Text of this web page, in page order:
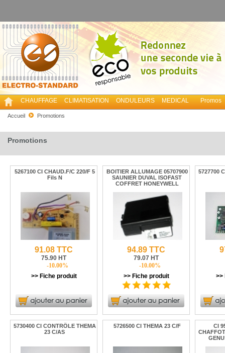
CHAUFFAGE CLIMATISATION ONDULEURS MEDICAL Promos
Accueil Promotions
Promotions
5267100 CI CHAUD.F/C 220/F 5
Fils N
91.08 TTC
75.90 HT
-10.00%
>> Fiche produit
BOITIER ALLUMAGE 05707900
SAUNIER DUVAL ISOFAST
COFFRET HONEYWELL
94.89 TTC
79.07 HT
-10.00%
>> Fiche produit
5727700
>>
5730400 CI CONTRÔLE THEMA
23 C/AS
5726500 CI THEMA 23 C/F
CI